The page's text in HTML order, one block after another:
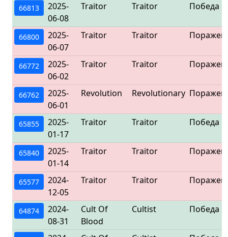
66813
2025-
06-08
Traitor Traitor Победа
66800
2025-
06-07
Traitor Traitor
66772
2025-
06-02
Traitor Traitor
66762
2025-
06-01
Revolution Revolutionary
65855
2025-
01-17
Traitor Traitor Победа
65840
2025-
01-14
Traitor Traitor
65577
2024-
12-05
Traitor Traitor
64874
2024-
08-31
Cult Of
Blood
Cultist Победа